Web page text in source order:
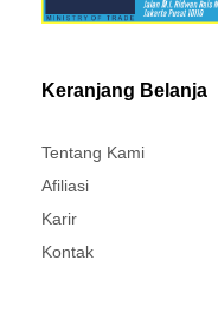
Keranjang Belanja
Tentang Kami
Afiliasi
Karir
Kontak